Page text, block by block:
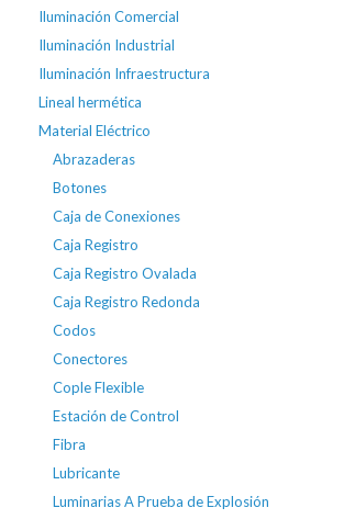
Iluminación Comercial
Iluminación Industrial
Iluminación Infraestructura
Lineal hermética
Material Eléctrico
Abrazaderas
Botones
Caja de Conexiones
Caja Registro
Caja Registro Ovalada
Caja Registro Redonda
Codos
Conectores
Cople Flexible
Estación de Control
Fibra
Lubricante
Luminarias A Prueba de Explosión